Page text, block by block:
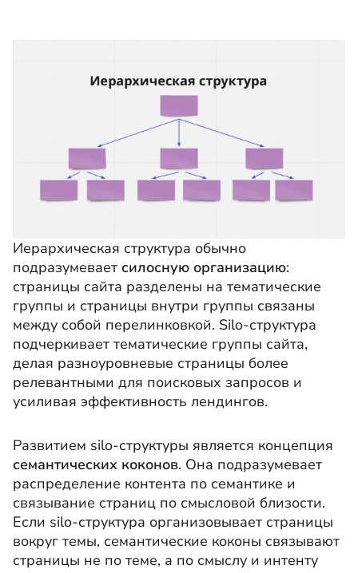
Иерархическая структура обычно
подразумевает силосную организацию:
страницы сайта разделены на тематические
группы и страницы внутри группы связаны
между собой перелинковкой. Silo-структура
подчеркивает тематические группы сайта,
делая разноуровневые страницы более
релевантными для поисковых запросов и
усиливая эффективность лендингов.
Развитием silo-структуры является концепция
семантических коконов. Она подразумевает
распределение контента по семантике и
связывание страниц по смысловой близости.
Если silo-структура организовывает страницы
вокруг темы, семантические коконы связывают
страницы не по теме, а по смыслу и интенту